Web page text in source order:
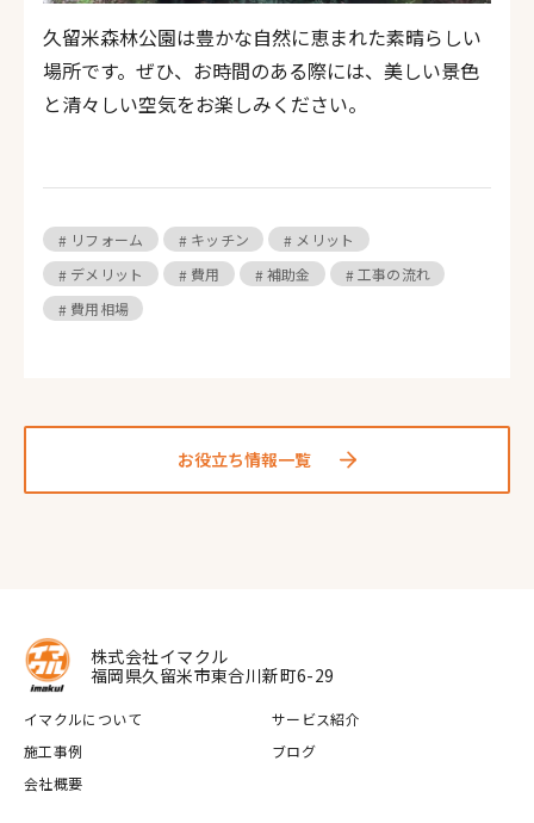
久留米森林公園は豊かな自然に恵まれた素晴らしい
場所です。ぜひ、お時間のある際には、美しい景色
と清々しい空気をお楽しみください。
リフォーム キッチン
メリット
デメリット
費用 補助金
工事の流れ
費用相場
お役立ち情報一覧
株式会社イマクル
福岡県久留米市東合川新町6-29
イマクルについて
サービス紹介
施工事例
ブログ
会社概要